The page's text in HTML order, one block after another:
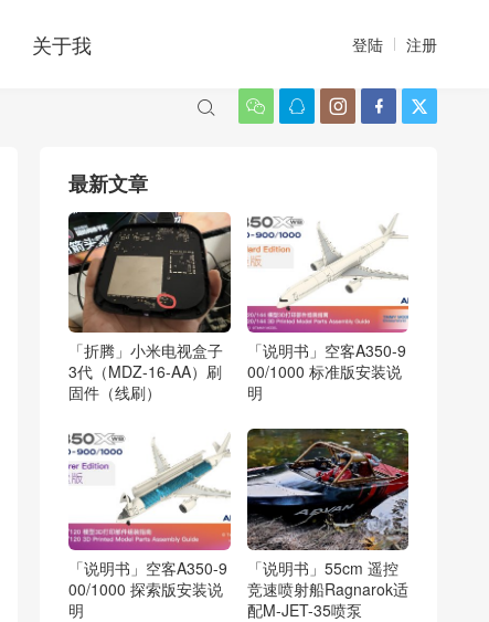
关于我 登陆 注册
    

最新文章
「折腾」小米电视盒子
3代（MDZ-16-AA）刷
固件（线刷）
「说明书」空客A350-9
00/1000 标准版安装说
明
「说明书」空客A350-9
00/1000 探索版安装说
明
「说明书」55cm 遥控
竞速喷射船Ragnarok适
配M-JET-35喷泵